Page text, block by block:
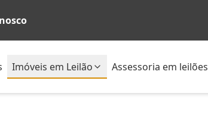
Imóveis em Leilão Assessoria em leilões